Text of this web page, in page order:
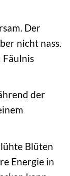
Der
nicht nass.
Fäulnis
der
Blüten
Energie in